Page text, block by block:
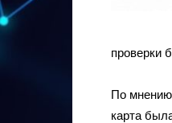
проверки
По мнению
карта